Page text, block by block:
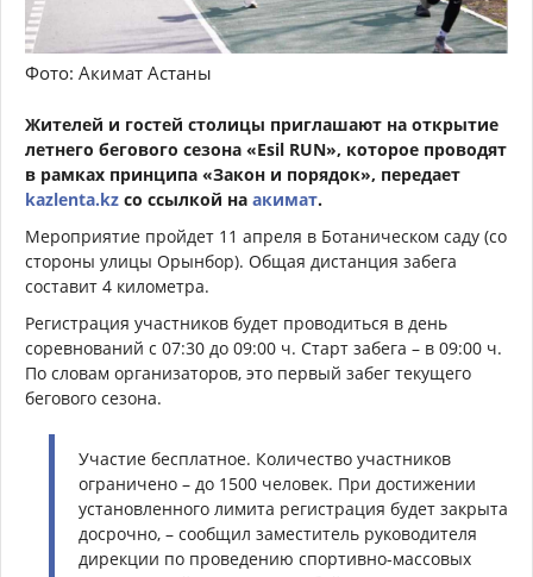
Фото: Акимат Астаны
Жителей и гостей столицы приглашают на открытие
летнего бегового сезона «Esil RUN», которое проводят
в рамках принципа «Закон и порядок», передает
kazlenta.kz со ссылкой на акимат.
Мероприятие пройдет 11 апреля в Ботаническом саду (со
стороны улицы Орынбор). Общая дистанция забега
составит 4 километра.
Регистрация участников будет проводиться в день
соревнований с 07:30 до 09:00 ч. Старт забега – в 09:00 ч.
По словам организаторов, это первый забег текущего
бегового сезона.
Участие бесплатное. Количество участников
ограничено – до 1500 человек. При достижении
установленного лимита регистрация будет закрыта
досрочно, – сообщил заместитель руководителя
дирекции по проведению спортивно-массовых